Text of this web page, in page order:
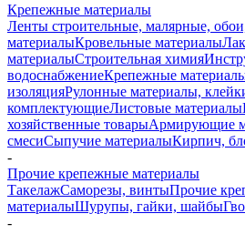
Крепежные материалы
Ленты строительные, малярные,
материалыКровельные материалы
материалыСтроительная химия
водоснабжениеКрепежные
изоляцияРулонные материалы,
комплектующиеЛистовые материалы
хозяйственные товарыАрмирующие
смесиСыпучие материалыКирпич,
-
Прочие крепежные материалы
ТакелажСаморезы, винтыПрочие
материалыШурупы, гайки, шайбы
-